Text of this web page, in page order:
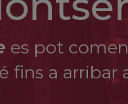
espiritual del jesuïta
cordoneria i
feina i la pregària.
es pot
fins a arribar